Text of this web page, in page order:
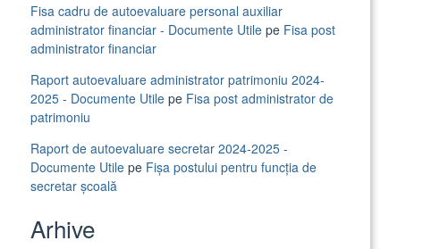
Fisa cadru de autoevaluare personal auxiliar
administrator financiar - Documente Utile pe Fisa post
administrator financiar
Raport autoevaluare administrator patrimoniu 2024-
2025 - Documente Utile pe Fisa post administrator de
patrimoniu
Raport de autoevaluare secretar 2024-2025 -
Documente Utile pe Fișa postului pentru funcția de
secretar școală
Arhive